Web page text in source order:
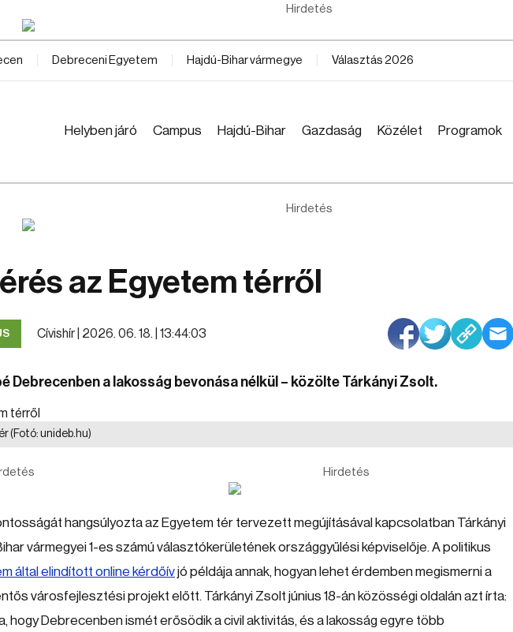
Hirdetés
Debreceni Egyetem Hajdú-Bihar vármegye Választás 2026
Helyben járó Campus Hajdú-Bihar Gazdaság Közélet Programok
Hirdetés
az Egyetem térről
Cívishír | 2026. 06. 18. | 13:44:03
Debrecenben a lakosság bevonása nélkül – közölte Tárkányi Zsolt.
(Fotó: unideb.hu)
Hirdetés
hangsúlyozta az Egyetem tér tervezett megújításával kapcsolatban Tárkányi
vármegyei 1-es számú választókerületének országgyűlési képviselője. A politikus
által elindított online kérdőívjó példája annak, hogyan lehet érdemben megismerni a
városfejlesztési projekt előtt. Tárkányi Zsolt június 18-án közösségi oldalán azt írta:
hogy Debrecenben ismét erősödik a civil aktivitás, és a lakosság egyre több